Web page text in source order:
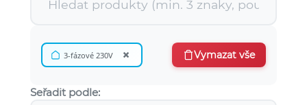
3-fázové 230V × Vymazat vše
Seřadit podle: